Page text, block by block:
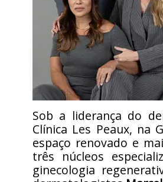
Sob a liderança do
Clínica Les Peaux, na
espaço renovado e
três núcleos
ginecologia